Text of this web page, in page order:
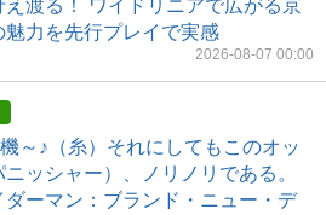
え渡る！ ワイドリニアで広がる京
魅力を先行プレイで実感
2026-08-07 00:00
～♪（糸）それにしてもこのオッ
ッシャー）、ノリノリである。
ダーマン：ブランド・ニュー・デ